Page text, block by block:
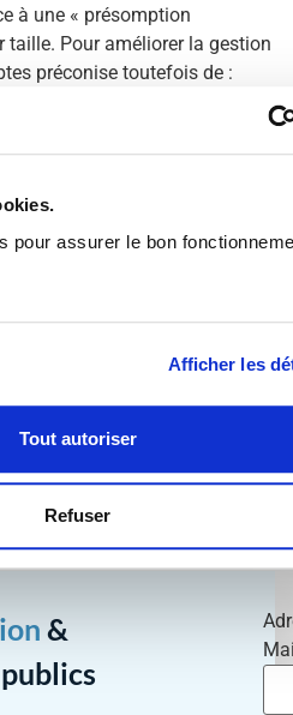
pour assurer le bon
Afficher les
Tout autoriser
Refuser
à une « présomption
taille. Pour améliorer la gestion
préconise toutefois de :
spécifiques,
après la réponse de
des aides et le
empêcher les entreprises de se
de la transition énergétique.
&